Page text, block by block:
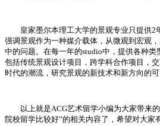
皇家墨尔本理工大学的景观专业只提供2
强调景观作为一种媒介载体，从微观到宏观
中的问题。在每一年的studio中，提供各种类
包括传统景观设计项目，跨学科合作项目，
时代的潮流，研究景观的新技术和新方向的可
以上就是ACG艺术留学小编为大家带来的
院校留学比较好”的相关内容了，希望对大家